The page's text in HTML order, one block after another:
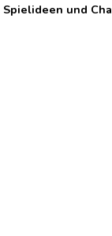
Spielideen und